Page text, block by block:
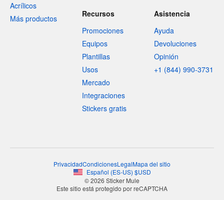
Acrílicos
Más productos
Recursos
Promociones
Equipos
Plantillas
Usos
Mercado
Integraciones
Stickers gratis
Asistencia
Ayuda
Devoluciones
Opinión
+1 (844) 990-3731
PrivacidadCondicionesLegalMapa del sitio
Español (ES-US) $USD
© 2026 Sticker Mule
Este sitio está protegido por reCAPTCHA